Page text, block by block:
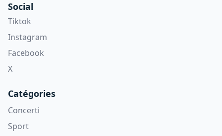
Social
Tiktok
Instagram
Facebook
X
Catégories
Concerti
Sport